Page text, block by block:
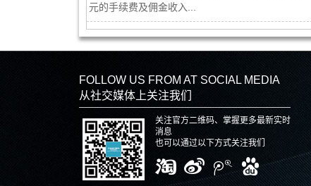
元的手续费及佣金收入...
FOLLOW US FROM AT SOCIAL MEDIA
从社交媒体上关注我们
关注官方二维码、掌握更多最新实时
消息
也可以通过以下方式关注我们